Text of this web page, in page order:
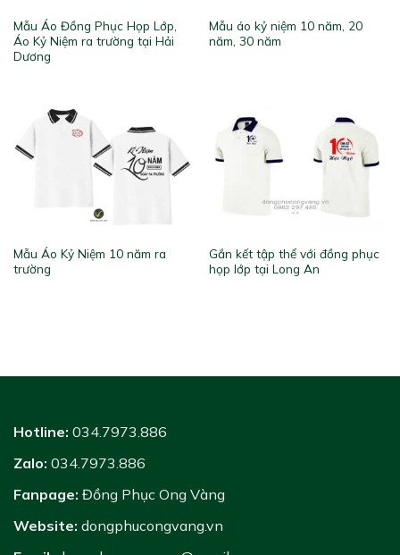
Mẫu Áo Đồng Phục Họp Lớp,
Áo Kỷ Niệm ra trường tại Hải
Dương
Mẫu áo kỷ niệm 10 năm, 20
năm, 30 năm
Mẫu Áo Kỷ Niệm 10 năm ra
trường
Gắn kết tập thể với đồng phục
họp lớp tại Long An
Hotline: 034.7973.886
Zalo: 034.7973.886
Fanpage: Đồng Phục Ong Vàng
Website: dongphucongvang.vn